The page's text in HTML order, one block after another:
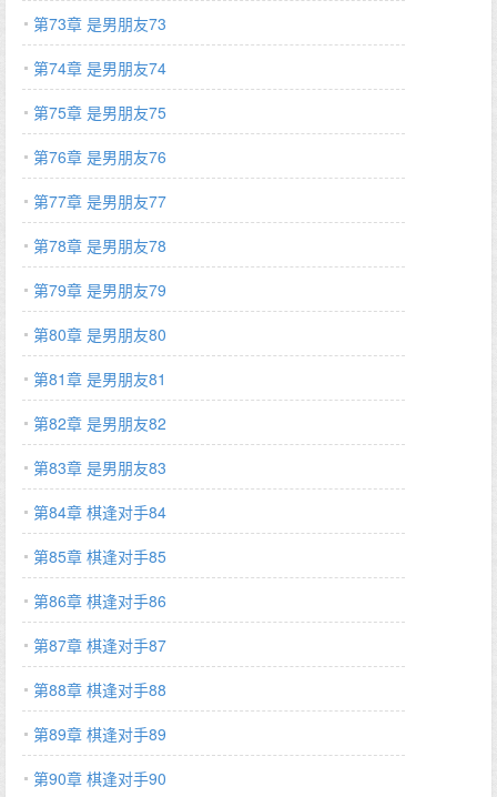
第73章 是男朋友73
第74章 是男朋友74
第75章 是男朋友75
第76章 是男朋友76
第77章 是男朋友77
第78章 是男朋友78
第79章 是男朋友79
第80章 是男朋友80
第81章 是男朋友81
第82章 是男朋友82
第83章 是男朋友83
第84章 棋逢对手84
第85章 棋逢对手85
第86章 棋逢对手86
第87章 棋逢对手87
第88章 棋逢对手88
第89章 棋逢对手89
第90章 棋逢对手90